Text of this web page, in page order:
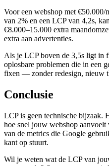
Voor een webshop met €50.000/
van 2% en een LCP van 4,2s,
€8.000–15.000 extra
extra aan advertenties.
Als je LCP boven de 3,5s ligt in
oplosbare problemen die in een
fixen — zonder redesign, nieuw
Conclusie
LCP is geen technische bijzaak.
hoe snel jouw webshop
van de metrics die Google
kant op stuurt.
Wil je weten wat de LCP van